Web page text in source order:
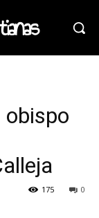
0
175